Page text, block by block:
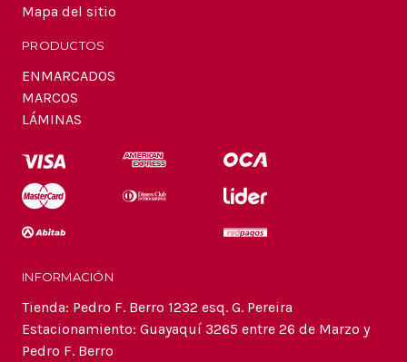
Mapa del sitio
PRODUCTOS
ENMARCADOS
MARCOS
LÁMINAS
INFORMACIÓN
Tienda: Pedro F. Berro 1232 esq. G. Pereira
Estacionamiento: Guayaquí 3265 entre 26 de Marzo y
Pedro F. Berro